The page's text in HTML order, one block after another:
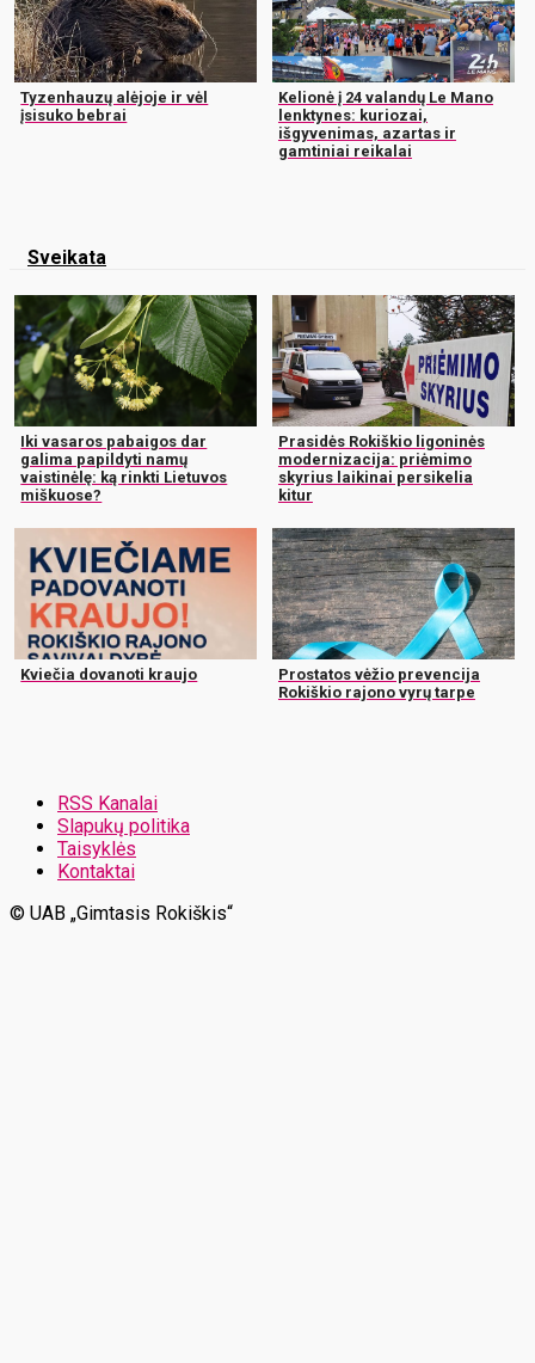
Tyzenhauzų alėjoje ir vėl
įsisuko bebrai
Kelionė į 24 valandų Le Mano
lenktynes: kuriozai,
išgyvenimas, azartas ir
gamtiniai reikalai
Sveikata
Iki vasaros pabaigos dar
galima papildyti namų
vaistinėlę: ką rinkti Lietuvos
miškuose?
Prasidės Rokiškio ligoninės
modernizacija: priėmimo
skyrius laikinai persikelia
kitur
Kviečia dovanoti kraujo
Prostatos vėžio prevencija
Rokiškio rajono vyrų tarpe
RSS Kanalai
Slapukų politika
Taisyklės
Kontaktai
© UAB „Gimtasis Rokiškis“